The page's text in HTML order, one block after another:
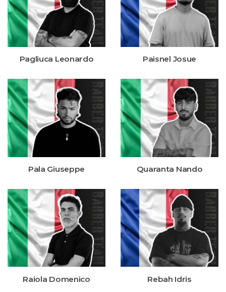
Pagliuca Leonardo Paisnel Josue
Pala Giuseppe Quaranta Nando
Raiola Domenico Rebah Idris